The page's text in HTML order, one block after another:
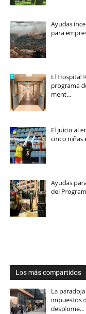
Ayudas
para
El Hospital
programa
ment…
El juicio al
cinco niñas
Ayudas
del
Los más compartidos
La
impuestos
desplome…